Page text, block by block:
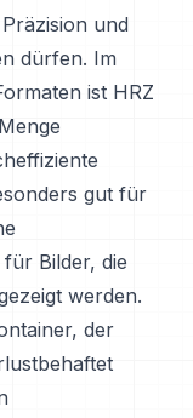
und
dürfen. Im
ist HRZ
gut für
Bilder, die
werden.
der